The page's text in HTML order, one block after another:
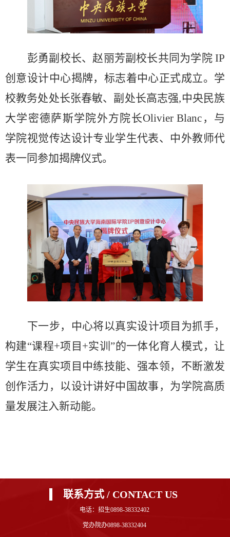
彭勇副校长、赵丽芳副校长共同为学院 IP
创意设计中心揭牌，标志着中心正式成立。学
校教务处处长张春敏、副处长高志强,中央民族
大学密德萨斯学院外方院长Olivier Blanc，与
学院视觉传达设计专业学生代表、中外教师代
表一同参加揭牌仪式。
下一步，中心将以真实设计项目为抓手，
构建“课程+项目+实训”的一体化育人模式，让
学生在真实项目中练技能、强本领，不断激发
创作活力，以设计讲好中国故事，为学院高质
量发展注入新动能。
联系方式 / CONTACT US
电话：招生0898-38332402
党办院办0898-38332404